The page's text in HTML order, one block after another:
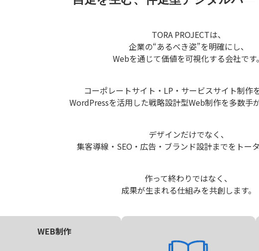
TORA PROJECTは、
企業の“あるべき姿”を明確にし、
Webを通じて価値を可視化する会社です。
コーポレートサイト・LP・サービスサイト制作
WordPressを活用した戦略設計型Web制作を多数手
デザインだけでなく、
集客導線・SEO・広告・ブランド設計までをトー
作って終わりではなく、
成果が生まれる仕組みを共創します。
WEB制作